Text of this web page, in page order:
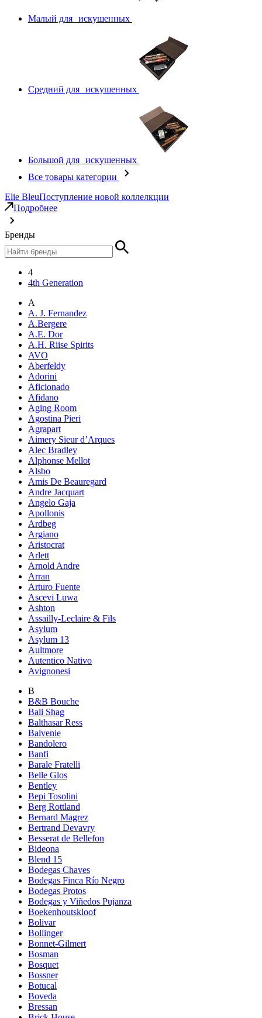
Малый для искушенных
Средний для искушенных
Большой для искушенных
Все товары категории
Elie BleuПоступление новой коллелкции
Подробнее
Бренды
4
4th Generation
A
A. J. Fernandez
A.Bergere
A.E. Dor
A.H. Riise Spirits
AVO
Aberfeldy
Adorini
Aficionado
Afidano
Aging Room
Agostina Pieri
Agrapart
Aimery Sieur d’Arques
Alec Bradley
Alphonse Mellot
Alsbo
Amis De Beauregard
Andre Jacquart
Angelo Gaja
Apollonis
Ardbeg
Argiano
Aristocrat
Arlett
Arnold Andre
Arran
Arturo Fuente
Ascevi Luwa
Ashton
Assailly-Leclaire & Fils
Asylum
Asylum 13
Aultmore
Autentico Nativo
Avignonesi
B
B&B Bouche
Bali Shag
Balthasar Ress
Balvenie
Bandolero
Banfi
Barale Fratelli
Belle Glos
Bentley
Bepi Tosolini
Berg Rottland
Bernard Magrez
Bertrand Devavry
Besserat de Bellefon
Bideona
Blend 15
Bodegas Chaves
Bodegas Finca Río Negro
Bodegas Protos
Bodegas y Viñedos Pujanza
Boekenhoutskloof
Bolivar
Bollinger
Bonnet-Gilmert
Bosman
Bosquet
Bossner
Botucal
Boveda
Bressan